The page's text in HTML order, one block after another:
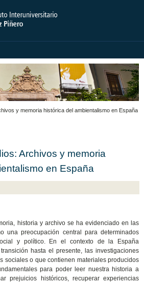
y memoria histórica del ambientalismo en España
Archivos y memoria
en España
historia y archivo se ha evidenciado en las
una preocupación central para determinados
y político. En el contexto de la España
hasta el presente, las investigaciones
sociales o que contienen materiales producidos
para poder leer nuestra historia a
prejuicios históricos, recuperar experiencias